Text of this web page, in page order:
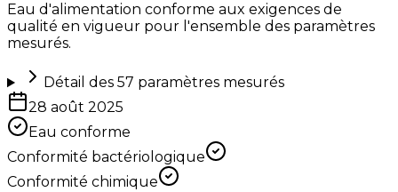
Eau d'alimentation conforme aux exigences de
qualité en vigueur pour l'ensemble des paramètres
mesurés.
Détail des 57 paramètres mesurés
28 août 2025
Eau conforme
Conformité bactériologique
Conformité chimique